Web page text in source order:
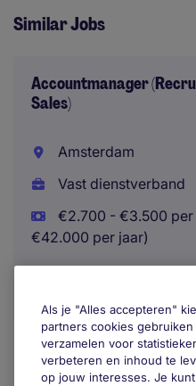
Similar Jobs
Accountmanager
Sales)
Amsterdam
Vast dienstverband
€2.700 - €3.500
€42.000 per jaar)
Als je "Alles accepteren"
partners cookies
verzamelen voor
verbeteren en inhoud te
op jouw interesses. Je